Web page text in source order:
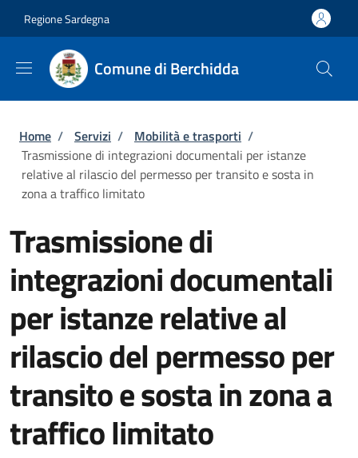
Regione Sardegna
Comune di Berchidda
Briciole di pane
Home / Servizi / Mobilità e trasporti /
Trasmissione di integrazioni documentali per istanze
relative al rilascio del permesso per transito e sosta in
zona a traffico limitato
Trasmissione di
integrazioni documentali
per istanze relative al
rilascio del permesso per
transito e sosta in zona a
traffico limitato